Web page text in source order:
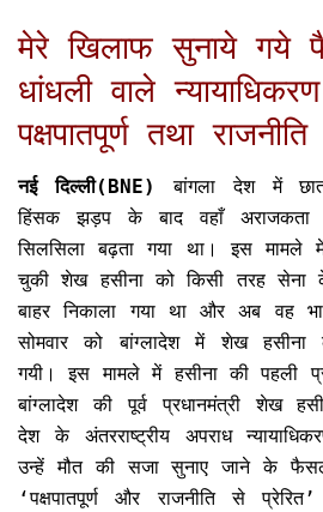
मेरे खिलाफ सुनाये गये
धांधली वाले
पक्षपातपूर्ण तथा
नई दिल्ली(BNE)
बांगला देश में
हिंसक झड़प के बाद वहाँ
सिलसिला बढ़ता गया था। इस मामले
चुकी शेख हसीना को किसी तरह
बाहर निकाला गया था और अब वह
सोमवार को बांग्लादेश में शेख
गयी। इस मामले में हसीना की पहली
बांग्लादेश की पूर्व प्रधानमंत्री शेख
देश के अंतरराष्ट्रीय अपराध
उन्हें मौत की सजा सुनाए जाने के
‘पक्षपातपूर्ण और राजनीति से